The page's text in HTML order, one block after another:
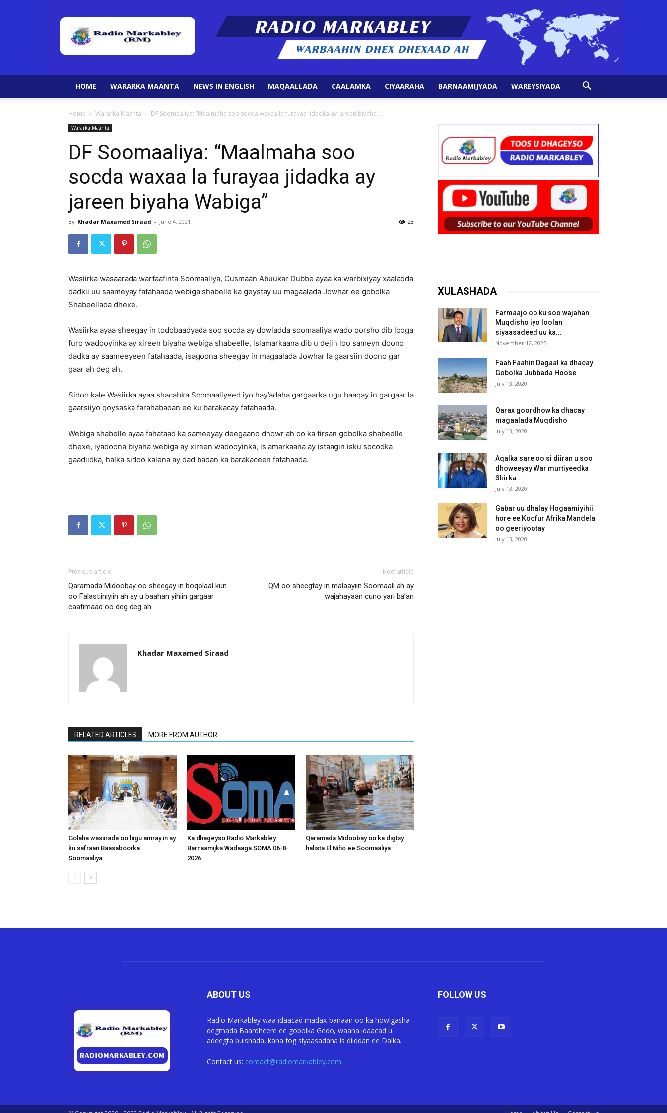
HOME WARARKA MAANTA NEWS IN ENGLISH MAQAALLADA CAALAMKA CIYAARAHA BARNAAMIJYADA WAREYSIYADA
Home Wararka Maanta DF Soomaaliya: “Maalmaha soo socda waxaa la furayaa jidadka ay jareen biyaha...
Wararka Maanta
DF Soomaaliya: “Maalmaha soo
socda waxaa la furayaa jidadka ay
jareen biyaha Wabiga”
By Khadar Maxamed Siraad - June 4, 2021 23
Wasiirka wasaarada warfaafinta Soomaaliya, Cusmaan Abuukar Dubbe ayaa ka warbixiyay xaaladda
dadkii uu saameyay fatahaada webiga shabelle ka geystay uu magaalada Jowhar ee gobolka
Shabeellada dhexe.
Wasiirka ayaa sheegay in todobaadyada soo socda ay dowladda soomaaliya wado qorsho dib looga
furo wadooyinka ay xireen biyaha webiga shabeelle, islamarkaana dib u dejin loo sameyn doono
dadka ay saameeyeen fatahaada, isagoona sheegay in magaalada Jowhar la gaarsiin doono gar
gaar ah deg ah.
Sidoo kale Wasiirka ayaa shacabka Soomaaliyeed iyo hay’adaha gargaarka ugu baaqay in gargaar la
gaarsiiyo qoysaska farahabadan ee ku barakacay fatahaada.
Webiga shabelle ayaa fahataad ka sameeyay deegaano dhowr ah oo ka tirsan gobolka shabeelle
dhexe, iyadoona biyaha webiga ay xireen wadooyinka, islamarkaana ay istaagin isku socodka
gaadiidka, halka sidoo kalena ay dad badan ka barakaceen fatahaada.
Previous article
Qaramada Midoobay oo sheegay in boqolaal kun
oo Falastiiniyiin ah ay u baahan yihiin gargaar
caafimaad oo deg deg ah
Next article
QM oo sheegtay in malaayiin Soomaali ah ay
wajahayaan cuno yari ba’an
Khadar Maxamed Siraad
RELATED ARTICLES MORE FROM AUTHOR
Golaha wasiirada oo lagu amray in ay
ku safraan Baasaboorka
Soomaaliya.
Ka dhageyso Radio Markabley
Barnaamijka Wadaaga SOMA 06-8-
2026
Qaramada Midoobay oo ka digtay
halista El Niño ee Soomaaliya
XULASHADA
Farmaajo oo ku soo wajahan
Muqdisho iyo loolan
siyaasadeed uu ka...
November 12, 2025
Faah Faahin Dagaal ka dhacay
Gobolka Jubbada Hoose
July 13, 2020
Qarax goordhow ka dhacay
magaalada Muqdisho
July 13, 2020
Aqalka sare oo si diiran u soo
dhoweeyay War murtiyeedka
Shirka...
July 13, 2020
Gabar uu dhalay Hogaamiyihii
hore ee Koofur Afrika Mandela
oo geeriyootay
July 13, 2020
ABOUT US
Radio Markabley waa idaacad madax-banaan oo ka howlgasha
degmada Baardheere ee gobolka Gedo, waana idaacad u
adeegta bulshada, kana fog siyaasadaha is diiddan ee Dalka.
Contact us: contact@radiomarkabley.com
FOLLOW US